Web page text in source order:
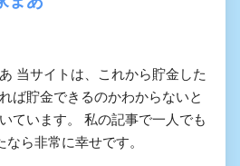
当サイトは、これから貯金した
ば貯金できるのかわからないと
ています。 私の記事で一人でも
ら非常に幸せです。